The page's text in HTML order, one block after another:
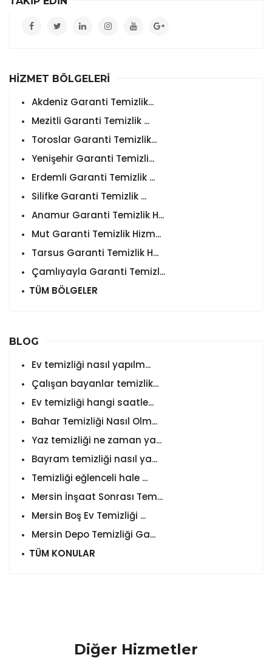
HİZMET BÖLGELERİ
Akdeniz Garanti Temizlik...
Mezitli Garanti Temizlik ...
Toroslar Garanti Temizlik...
Yenişehir Garanti Temizli...
Erdemli Garanti Temizlik ...
Silifke Garanti Temizlik ...
Anamur Garanti Temizlik H...
Mut Garanti Temizlik Hizm...
Tarsus Garanti Temizlik H...
Çamlıyayla Garanti Temizl...
TÜM BÖLGELER
BLOG
Ev temizliği nasıl yapılm...
Çalışan bayanlar temizlik...
Ev temizliği hangi saatle...
Bahar Temizliği Nasıl Olm...
Yaz temizliği ne zaman ya...
Bayram temizliği nasıl ya...
Temizliği eğlenceli hale ...
Mersin İnşaat Sonrası Tem...
Mersin Boş Ev Temizliği ...
Mersin Depo Temizliği Ga...
TÜM KONULAR
Diğer Hizmetler